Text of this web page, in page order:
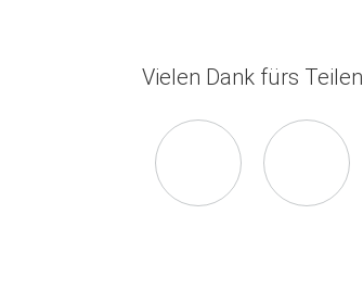
Vielen Dank fürs Teilen
Seite Seite